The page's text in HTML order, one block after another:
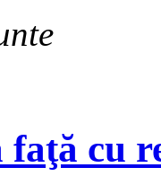
cu